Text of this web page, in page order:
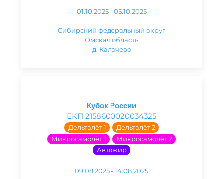
01.10.2025 - 05.10.2025
Сибирский федеральный округ
Омская область
д. Калачево
Кубок России
ЕКП 2158600020034325
Дельталёт 1
Дельталёт 2
Микросамолёт 1
Микросамолёт 2
Автожир
09.08.2025 - 14.08.2025